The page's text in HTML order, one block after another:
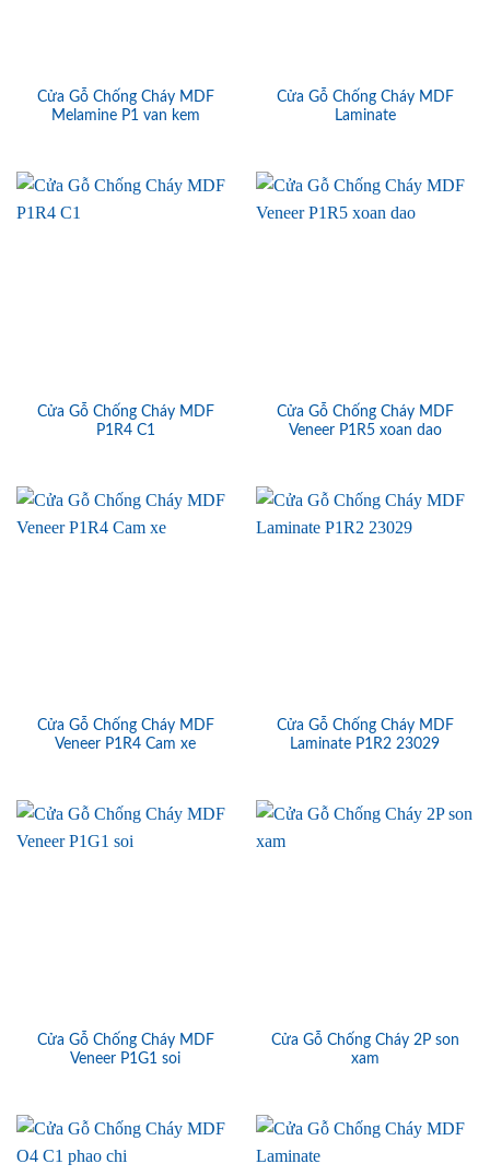
Cửa Gỗ Chống Cháy MDF
Melamine P1 van kem
Cửa Gỗ Chống Cháy MDF
Laminate
Cửa Gỗ Chống Cháy MDF
P1R4 C1
Cửa Gỗ Chống Cháy MDF
Veneer P1R5 xoan dao
Cửa Gỗ Chống Cháy MDF
Veneer P1R4 Cam xe
Cửa Gỗ Chống Cháy MDF
Laminate P1R2 23029
Cửa Gỗ Chống Cháy MDF
Veneer P1G1 soi
Cửa Gỗ Chống Cháy 2P son
xam